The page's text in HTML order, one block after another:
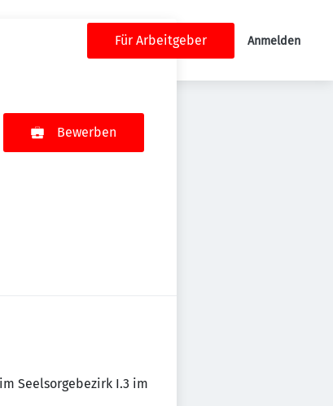
Für Arbeitgeber Anmelden
Bewerben
Seelsorgebezirk I.3 im